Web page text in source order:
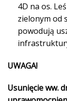
4D na os.
zielonym od
powodują
UWAGA!
Usunięcie ww.